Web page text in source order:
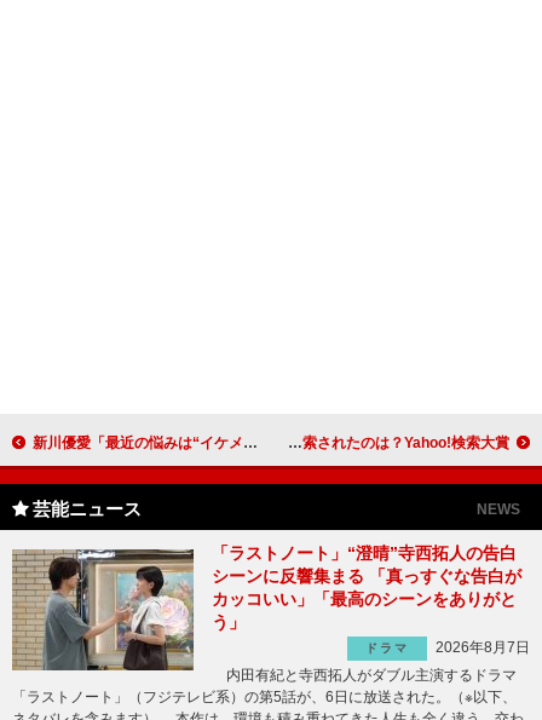
新川優愛「最近の悩みは“イケメン慣れ”」 父親から「活躍してもてんぐになるな」 今年一番検索されたのは？Yahoo!検索大賞
芸能ニュース NEWS
「ラストノート」“澄晴”寺西拓人の告白
シーンに反響集まる 「真っすぐな告白が
カッコいい」「最高のシーンをありがと
う」
ドラマ
2026年8月7日
内田有紀と寺西拓人がダブル主演するドラマ
「ラストノート」（フジテレビ系）の第5話が、6日に放送された。（※以下、